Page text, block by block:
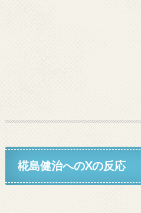
椛島健治へのXの反応